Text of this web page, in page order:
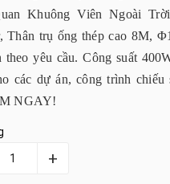
Khuông Viên Ngoài
Thân trụ ống thép cao 8M,
theo yêu cầu. Công suất
các dự án, công trình chiếu
NGAY!
+